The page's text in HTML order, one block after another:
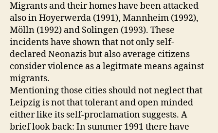
Migrants and their homes have been attacked
also in Hoyerwerda (1991), Mannheim (1992),
Mölln (1992) and Solingen (1993). These
incidents have shown that not only self-
declared Neonazis but also average citizens
consider violence as a legitmate means against
migrants.
Mentioning those cities should not neglect that
Leipzig is not that tolerant and open minded
either like its self-proclamation suggests. A
brief look back: In summer 1991 there have